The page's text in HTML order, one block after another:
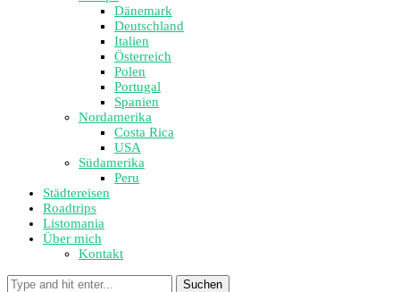
Dänemark
Deutschland
Italien
Österreich
Polen
Portugal
Spanien
Nordamerika
Costa Rica
USA
Südamerika
Peru
Städtereisen
Roadtrips
Listomania
Über mich
Kontakt
Suchen